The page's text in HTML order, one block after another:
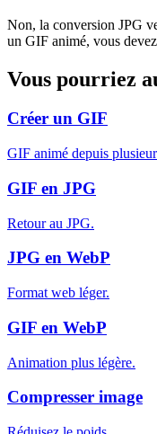
Non, la conversion JPG
un GIF animé, vous
Vous pourriez
Créer un GIF
GIF animé depuis
GIF en JPG
Retour au JPG.
JPG en WebP
Format web léger.
GIF en WebP
Animation plus légère.
Compresser image